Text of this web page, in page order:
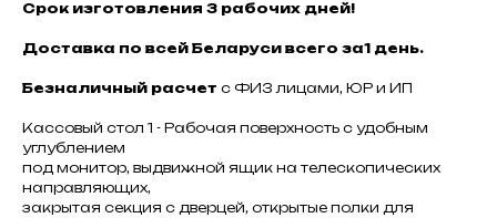
Срок изготовления 3 рабочих дней!
Доставка по всей Беларуси всего за1 день.
Безналичный расчет с ФИЗ лицами, ЮР и ИП
Кассовый стол 1 - Рабочая поверхность с удобным
углублением
под монитор, выдвижной ящик на телескопических
направляющих,
закрытая секция с дверцей, открытые полки для